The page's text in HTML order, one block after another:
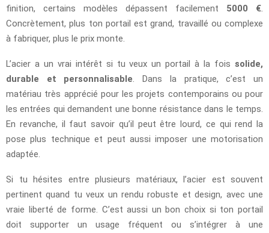
finition, certains modèles dépassent facilement 5000 €.
Concrètement, plus ton portail est grand, travaillé ou complexe
à fabriquer, plus le prix monte.
L’acier a un vrai intérêt si tu veux un portail à la fois solide,
durable et personnalisable. Dans la pratique, c’est un
matériau très apprécié pour les projets contemporains ou pour
les entrées qui demandent une bonne résistance dans le temps.
En revanche, il faut savoir qu’il peut être lourd, ce qui rend la
pose plus technique et peut aussi imposer une motorisation
adaptée.
Si tu hésites entre plusieurs matériaux, l’acier est souvent
pertinent quand tu veux un rendu robuste et design, avec une
vraie liberté de forme. C’est aussi un bon choix si ton portail
doit supporter un usage fréquent ou s’intégrer à une